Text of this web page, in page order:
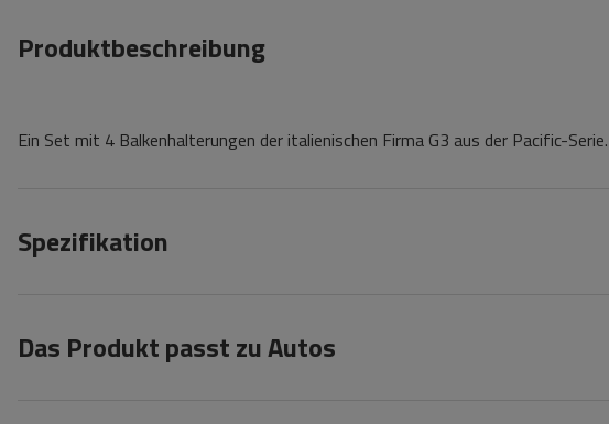
Produktbeschreibung
Ein Set mit 4 Balkenhalterungen der italienischen Firma G3 aus der Pacific-Serie.
Spezifikation
Das Produkt passt zu Autos